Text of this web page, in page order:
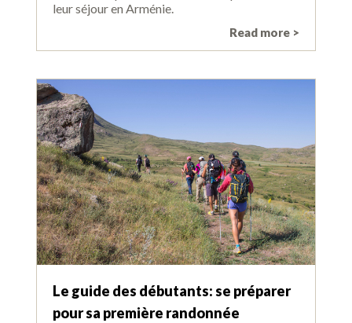
leur séjour en Arménie.
Read more >
Le guide des débutants: se préparer
pour sa première randonnée